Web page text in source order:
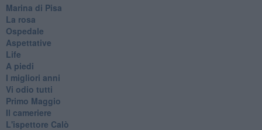
Marina di Pisa
La rosa
Ospedale
Aspettative
Life
A piedi
I migliori anni
Vi odio tutti
Primo Maggio
Il cameriere
L'ispettore Calò